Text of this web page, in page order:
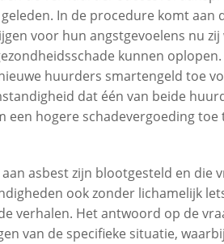
In de procedure komt aan
voor hun angstgevoelens nu zij
kunnen
huurders smartengeld toe
dat één van beide
hogere schadevergoeding toe
asbest zijn blootgesteld en die
ook zonder lichamelijk
verhalen. Het antwoord op de
van de specifieke situatie,